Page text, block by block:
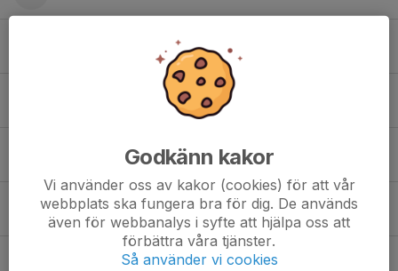
Joel Bolander
Jón Eskil Thorgrimsson
Levs Salkovskis
Godkänn kakor
Vi använder oss av kakor (cookies) för att vår
webbplats ska fungera bra för dig. De används
även för webbanalys i syfte att hjälpa oss att
förbättra våra tjänster.
Så använder vi cookies